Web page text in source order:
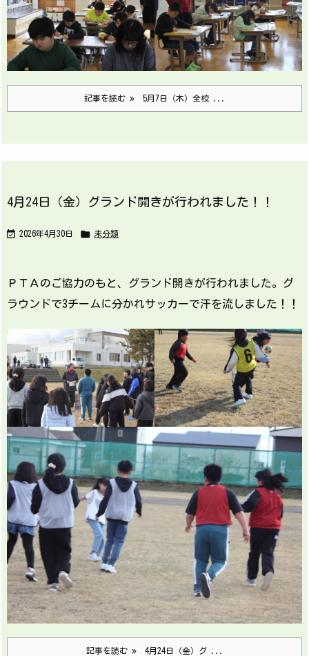
記事を読む 5月7日（木）全校 ...
4月24日（金）グランド開きが行われました！！
 2026年4月30日  未分類
ＰＴＡのご協力のもと、グランド開きが行われました。グ
ラウンドで3チームに分かれサッカーで汗を流しました！！
記事を読む 4月24日（金）グ ...